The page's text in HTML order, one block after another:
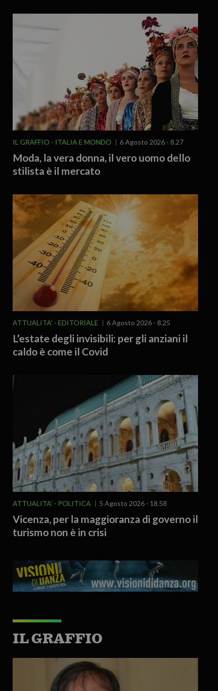
IL GRAFFIO ITALIA E MONDO 6 Agosto 2026 - 8.27
Moda, la vera donna, il vero uomo dello
stilista è il mercato
ATTUALITA' EDITORIALE 6 Agosto 2026 - 8.25
L’estate degli invisibili: per gli anziani il
caldo è come il Covid
ATTUALITA' POLITICA 5 Agosto 2026 - 18.58
Vicenza, per la maggioranza di governo il
turismo non è in crisi
IL GRAFFIO